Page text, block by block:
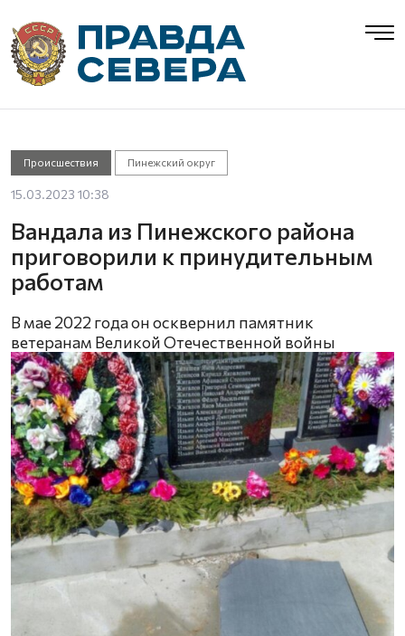
Происшествия Пинежский округ
15.03.2023 10:38
Вандала из Пинежского района
приговорили к принудительным
работам
В мае 2022 года он осквернил памятник
ветеранам Великой Отечественной войны